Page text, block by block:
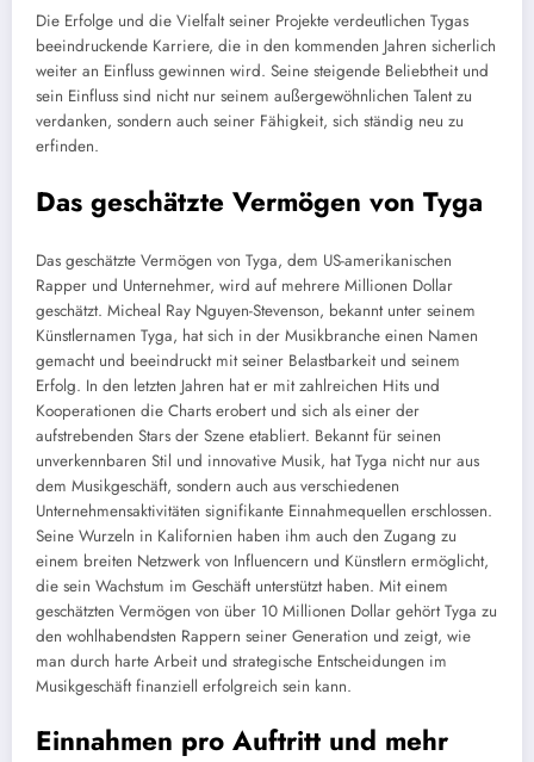
Die Erfolge und die Vielfalt seiner Projekte verdeutlichen Tygas
beeindruckende Karriere, die in den kommenden Jahren sicherlich
weiter an Einfluss gewinnen wird. Seine steigende Beliebtheit und
sein Einfluss sind nicht nur seinem außergewöhnlichen Talent zu
verdanken, sondern auch seiner Fähigkeit, sich ständig neu zu
erfinden.
Das geschätzte Vermögen von Tyga
Das geschätzte Vermögen von Tyga, dem US-amerikanischen
Rapper und Unternehmer, wird auf mehrere Millionen Dollar
geschätzt. Micheal Ray Nguyen-Stevenson, bekannt unter seinem
Künstlernamen Tyga, hat sich in der Musikbranche einen Namen
gemacht und beeindruckt mit seiner Belastbarkeit und seinem
Erfolg. In den letzten Jahren hat er mit zahlreichen Hits und
Kooperationen die Charts erobert und sich als einer der
aufstrebenden Stars der Szene etabliert. Bekannt für seinen
unverkennbaren Stil und innovative Musik, hat Tyga nicht nur aus
dem Musikgeschäft, sondern auch aus verschiedenen
Unternehmensaktivitäten signifikante Einnahmequellen erschlossen.
Seine Wurzeln in Kalifornien haben ihm auch den Zugang zu
einem breiten Netzwerk von Influencern und Künstlern ermöglicht,
die sein Wachstum im Geschäft unterstützt haben. Mit einem
geschätzten Vermögen von über 10 Millionen Dollar gehört Tyga zu
den wohlhabendsten Rappern seiner Generation und zeigt, wie
man durch harte Arbeit und strategische Entscheidungen im
Musikgeschäft finanziell erfolgreich sein kann.
Einnahmen pro Auftritt und mehr